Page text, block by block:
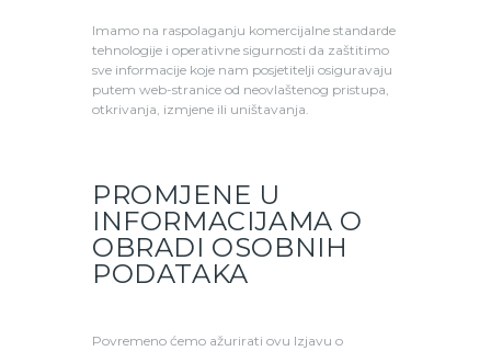
Imamo na raspolaganju komercijalne standarde
tehnologije i operativne sigurnosti da zaštitimo
sve informacije koje nam posjetitelji osiguravaju
putem web-stranice od neovlaštenog pristupa,
otkrivanja, izmjene ili uništavanja.
PROMJENE U
INFORMACIJAMA O
OBRADI OSOBNIH
PODATAKA
Povremeno ćemo ažurirati ovu Izjavu o